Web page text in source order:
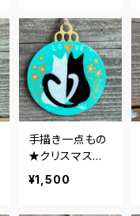
手描き一点もの
★クリスマスオ
ーナメント★ネ
コラブ・ミントグ
¥1,500